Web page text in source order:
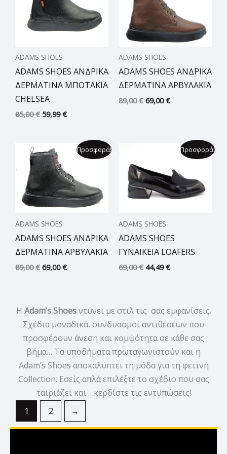
ADAMS SHOES
ADAMS SHOES ΑΝΔΡΙΚΑ
ΔΕΡΜΑΤΙΝΑ ΜΠΟΤΑΚΙΑ
CHELSEA
85,00€
85,00 €.
59,99€
είναι:
59,99 €.
ADAMS SHOES
ADAMS SHOES ΑΝΔΡΙΚΑ
ΔΕΡΜΑΤΙΝΑ ΑΡΒΥΛΑΚΙΑ
89,00€
89,00 €.
69,00€
είναι:
69,00 €.
Προσφορά!
ADAMS SHOES
ADAMS SHOES ΑΝΔΡΙΚΑ
ΔΕΡΜΑΤΙΝΑ ΑΡΒΥΛΑΚΙΑ
89,00€
Original
price
was:
89,00 €.
69,00€
τρέχουσα
είναι:
69,00 €.
Προσφορά!
ADAMS SHOES
ADAMS SHOES
ΓΥΝΑΙΚΕΙΑ LOAFERS
69,00€
69,00 €.
44,49€
τρέχουσα
είναι:
44,49 €.
H Adam’s Shoesντύνει με στιλ τις σας εμφανίσεις.
Σχέδια μοναδικά, συνδυασμοί αντιθέσεων που
προσφέρουν άνεση και κομψότητα σε κάθε σας
βήμα… Τα υποδήματα πρωταγωνιστούν και η
Adam’s Shoes αποκαλύπτει τη μόδα για τη φετινή
Collection. Εσείς απλά επιλέξτε το σχέδιο που σας
ταιριάζει και… κερδίστε τις εντυπώσεις!
1
2 →